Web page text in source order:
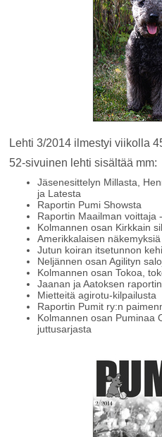
Lehti 3/2014 ilmestyi viikolla
52-sivuinen lehti sisältää mm:
Jäsenesittelyn Millasta,
ja Latesta
Raportin Pumi Showsta
Raportin Maailman voittaja
​Kolmannen osan Kirkkain
Amerikkalaisen
Jutun koiran itsetunnon
Neljännen osan Agilityn
Kolmannen osan Tokoa,
Jaanan ja Aatoksen
Mietteitä agirotu-kilpailusta
Raportin Pumit ry:n
​Kolmannen osan Puminaa
juttusarjasta